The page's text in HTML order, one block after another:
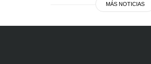
MÁS NOTICIAS